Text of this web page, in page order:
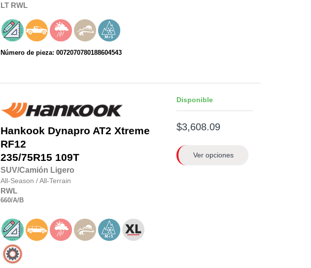
LT RWL
Número de pieza: 0072070780188604543
Hankook Dynapro AT2 Xtreme
RF12
235/75R15 109T
SUV/Camión Ligero
All-Season /All-Terrain
RWL
660/A/B
Disponible
$3,608.09
Ver opciones